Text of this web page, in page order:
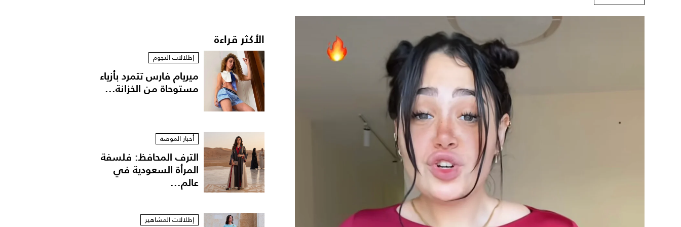
الأكثر قراءة
إطلالات النجوم
ميريام فارس تتمرد بأزياء
مستوحاة من الخزانة...
أخبار الموضة
الترف المحافظ: فلسفة
المرأة السعودية في
عالم...
إطلالات المشاهير